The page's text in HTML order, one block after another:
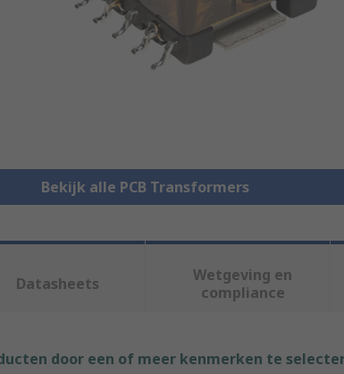
Bekijk alle PCB Transformers
Datasheets
Wetgeving en
compliance
door een of meer kenmerken te